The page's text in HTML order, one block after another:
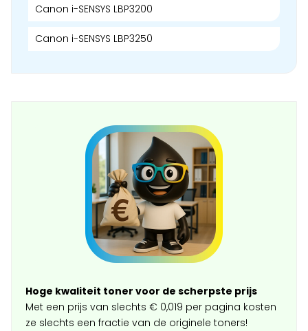
Canon i-SENSYS LBP3200
Canon i-SENSYS LBP3250
Hoge kwaliteit toner voor de scherpste prijs
Met een prijs van slechts € 0,019 per pagina kosten
ze slechts een fractie van de originele toners!